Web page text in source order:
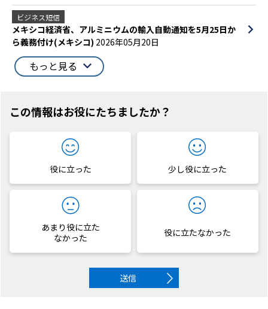
ビジネス短信
メキシコ経済省、アルミニウムの輸入自動通知を5月25日か
ら義務付け(メキシコ) 2026年05月20日
もっと見る
この情報はお役にたちましたか？
役に立った 少し役に立った
あまり役に立た
なかった
役に立たなかった
送信